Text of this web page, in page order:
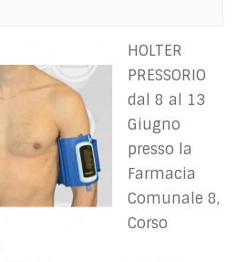
HOLTER
PRESSORIO
dal 8 al 13
Giugno
presso la
Farmacia
Comunale 8,
Corso